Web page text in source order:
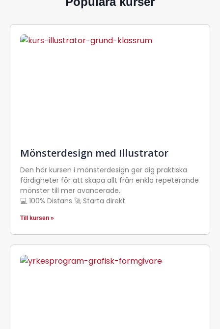
Mönsterdesign med Illustrator
Den här kursen i mönsterdesign ger dig praktiska
färdigheter för att skapa allt från enkla repeterande
mönster till mer avancerade.
💻 100% Distans 🚀 Starta direkt
Till kursen »